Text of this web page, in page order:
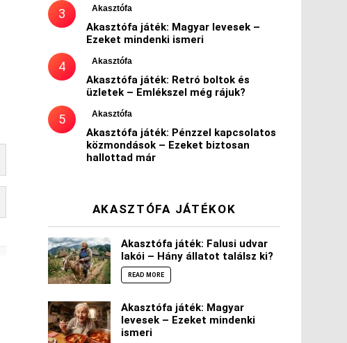
Akasztófa
Akasztófa játék: Magyar levesek –
Ezeket mindenki ismeri
Akasztófa
Akasztófa játék: Retró boltok és
üzletek – Emlékszel még rájuk?
Akasztófa
Akasztófa játék: Pénzzel kapcsolatos
közmondások – Ezeket biztosan
hallottad már
AKASZTÓFA JÁTÉKOK
Akasztófa játék: Falusi udvar
lakói – Hány állatot találsz ki?
READ MORE
Akasztófa játék: Magyar
levesek – Ezeket mindenki
ismeri